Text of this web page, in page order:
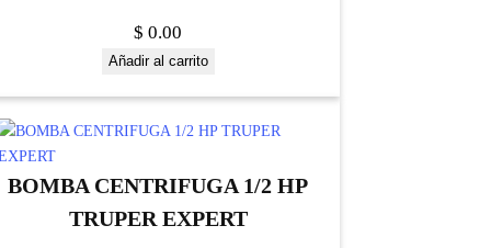
$ 0.00
Añadir al carrito
BOMBA CENTRIFUGA 1/2 HP
TRUPER EXPERT